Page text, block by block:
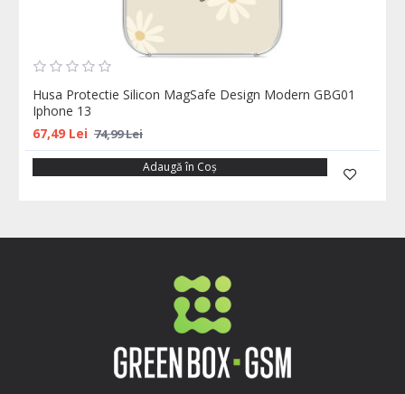
Husa Protectie Silicon MagSafe Design Modern GBG01
Iphone 13
67,49 Lei 74,99 Lei
Adaugă în Coş